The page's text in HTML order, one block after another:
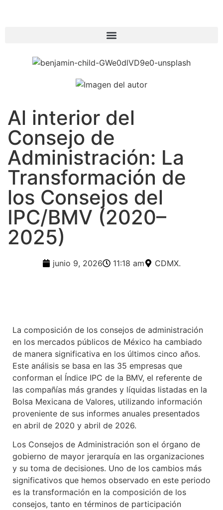
Al interior del
Consejo de
Administración: La
Transformación de
los Consejos del
IPC/BMV (2020–
2025)
junio 9, 2026 11:18 am CDMX.
La composición de los consejos de administración
en los mercados públicos de México ha cambiado
de manera significativa en los últimos cinco años.
Este análisis se basa en las 35 empresas que
conforman el Índice IPC de la BMV, el referente de
las compañías más grandes y líquidas listadas en la
Bolsa Mexicana de Valores, utilizando información
proveniente de sus informes anuales presentados
en abril de 2020 y abril de 2026.
Los Consejos de Administración son el órgano de
gobierno de mayor jerarquía en las organizaciones
y su toma de decisiones. Uno de los cambios más
significativos que hemos observado en este periodo
es la transformación en la composición de los
consejos, tanto en términos de participación